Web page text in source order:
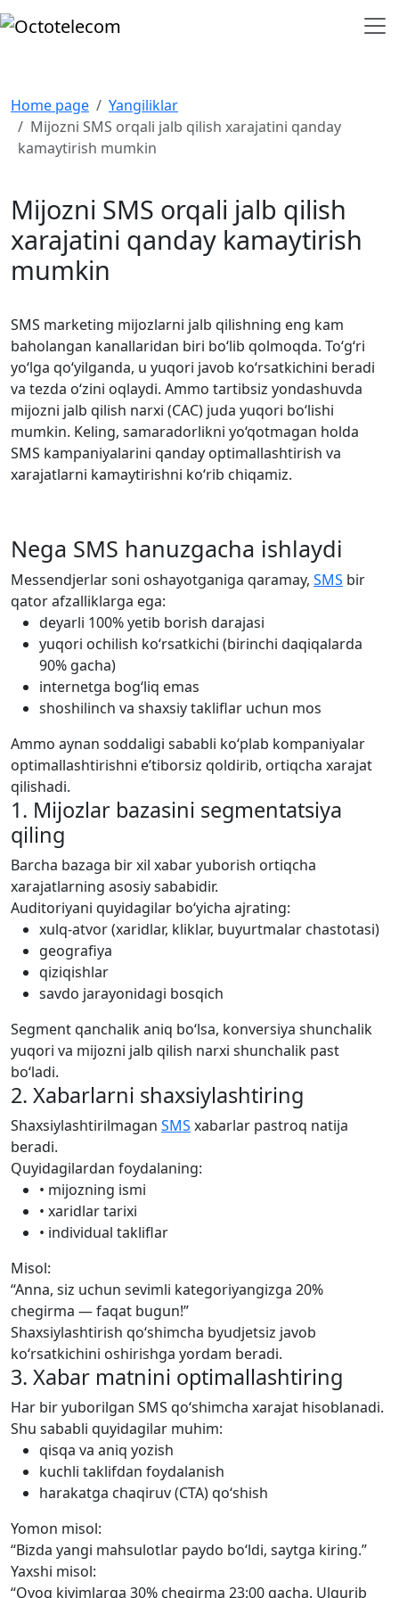
Home page
Yangiliklar
Mijozni SMS orqali jalb qilish xarajatini qanday
kamaytirish mumkin
Mijozni SMS orqali jalb qilish
xarajatini qanday kamaytirish
mumkin
SMS marketing mijozlarni jalb qilishning eng kam
baholangan kanallaridan biri bo‘lib qolmoqda. To‘g‘ri
yo‘lga qo‘yilganda, u yuqori javob ko‘rsatkichini beradi
va tezda o‘zini oqlaydi. Ammo tartibsiz yondashuvda
mijozni jalb qilish narxi (CAC) juda yuqori bo‘lishi
mumkin. Keling, samaradorlikni yo‘qotmagan holda
SMS kampaniyalarini qanday optimallashtirish va
xarajatlarni kamaytirishni ko‘rib chiqamiz.
Nega SMS hanuzgacha ishlaydi
Messendjerlar soni oshayotganiga qaramay, SMS bir
qator afzalliklarga ega:
deyarli 100% yetib borish darajasi
yuqori ochilish ko‘rsatkichi (birinchi daqiqalarda
90% gacha)
internetga bog‘liq emas
shoshilinch va shaxsiy takliflar uchun mos
Ammo aynan soddaligi sababli ko‘plab kompaniyalar
optimallashtirishni e’tiborsiz qoldirib, ortiqcha xarajat
qilishadi.
1. Mijozlar bazasini segmentatsiya
qiling
Barcha bazaga bir xil xabar yuborish ortiqcha
xarajatlarning asosiy sababidir.
Auditoriyani quyidagilar bo‘yicha ajrating:
xulq-atvor (xaridlar, kliklar, buyurtmalar chastotasi)
geografiya
qiziqishlar
savdo jarayonidagi bosqich
Segment qanchalik aniq bo‘lsa, konversiya shunchalik
yuqori va mijozni jalb qilish narxi shunchalik past
bo‘ladi.
2. Xabarlarni shaxsiylashtiring
Shaxsiylashtirilmagan SMS xabarlar pastroq natija
beradi.
Quyidagilardan foydalaning:
• mijozning ismi
• xaridlar tarixi
• individual takliflar
Misol:
“Anna, siz uchun sevimli kategoriyangizga 20%
chegirma — faqat bugun!”
Shaxsiylashtirish qo‘shimcha byudjetsiz javob
ko‘rsatkichini oshirishga yordam beradi.
3. Xabar matnini optimallashtiring
Har bir yuborilgan SMS qo‘shimcha xarajat hisoblanadi.
Shu sababli quyidagilar muhim:
qisqa va aniq yozish
kuchli taklifdan foydalanish
harakatga chaqiruv (CTA) qo‘shish
Yomon misol:
“Bizda yangi mahsulotlar paydo bo‘ldi, saytga kiring.”
Yaxshi misol:
“Oyoq kiyimlarga 30% chegirma 23:00 gacha. Ulgurib